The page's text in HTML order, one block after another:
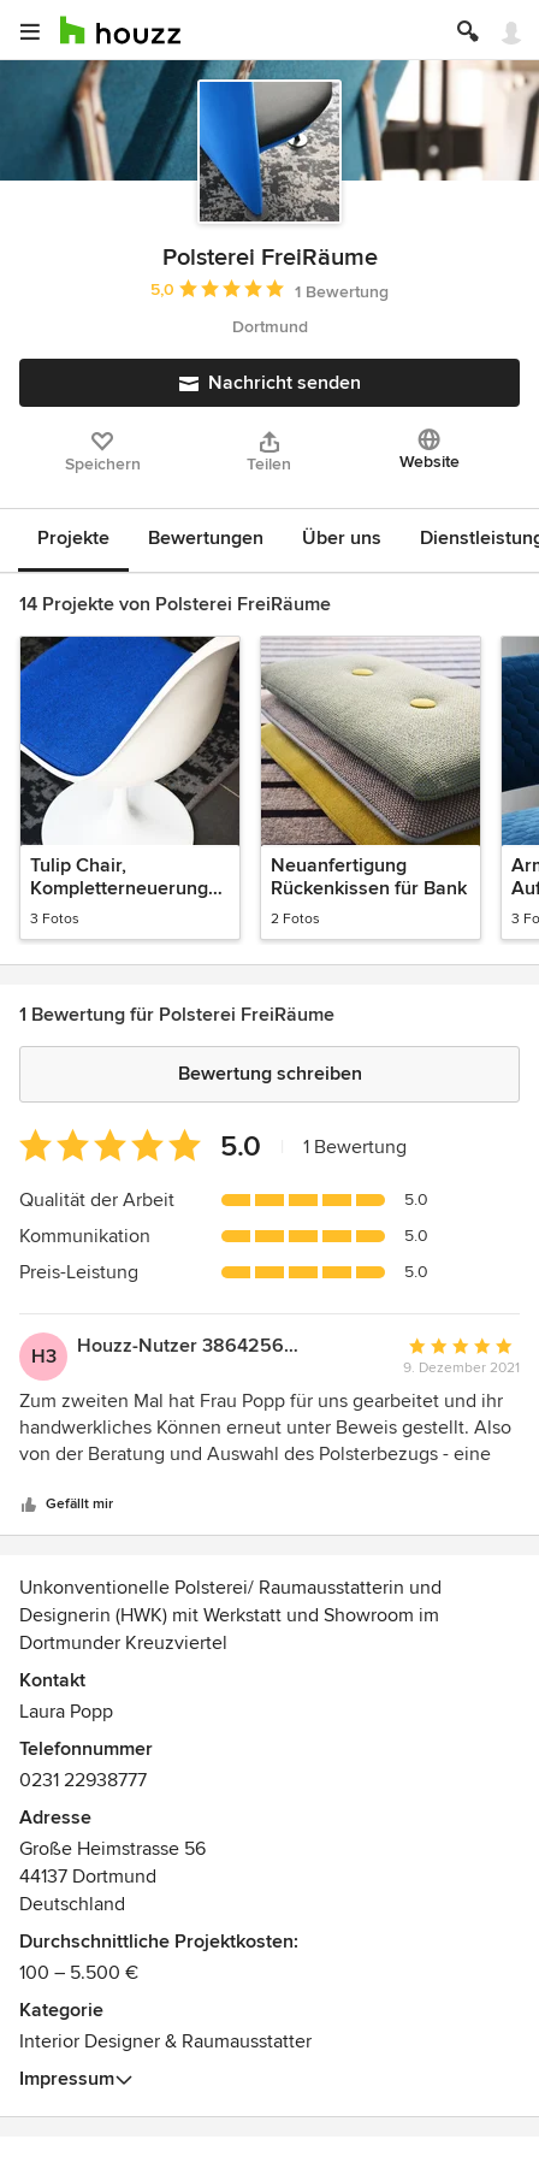
Polsterei FreiRäume
Durchschnittliche Bewertung: 5 von 5 Sternen
5,0
1 Bewertung
Dortmund
Nachricht senden
Speichern Teilen Website
Projekte Bewertungen Über uns
14 Projekte von Polsterei FreiRäume
Tulip Chair,
Kompletterneuerung
Polster
3 Fotos
Neuanfertigung
Rückenkissen für Bank
2 Fotos 3
1 Bewertung für Polsterei FreiRäume
Bewertung schreiben
Durchschnittliche
Bewertung:
5
5
Sternen
5.0 1 Bewertung
Qualität der Arbeit 5.0
Kommunikation 5.0
Preis-Leistung 5.0
H3 Houzz-Nutzer 386425614
Bewertung:
5
von
5
9. Dezember 2021
Zum zweiten Mal hat Frau Popp für uns gearbeitet und ihr
handwerkliches Können erneut unter Beweis gestellt. Also
von der Beratung und Auswahl des Polsterbezugs - eine
Austausch des Innenlebens unseres chaiselongueartigen
Sofas hat Frau Popp perfekt ausgeführt. Besonders die
sehr. Das Möbel ist wie neu. Mit besten Empfehlungen!
Dortmund im Dezember 2021, Hüggenberg
Gefällt mir
Unkonventionelle Polsterei/ Raumausstatterin und
Designerin (HWK) mit Werkstatt und Showroom im
Dortmunder Kreuzviertel
Auszeichnungen:
Designerin HWK 2015
Kammersiegerin Dortmund im Bereich Raumausstattung
Kontakt
Laura Popp
Telefonnummer
0231 22938777
Adresse
Große Heimstrasse 56
44137 Dortmund
Deutschland
Durchschnittliche Projektkosten:
100 – 5.500 €
Kategorie
Interior Designer & Raumausstatter
Impressum